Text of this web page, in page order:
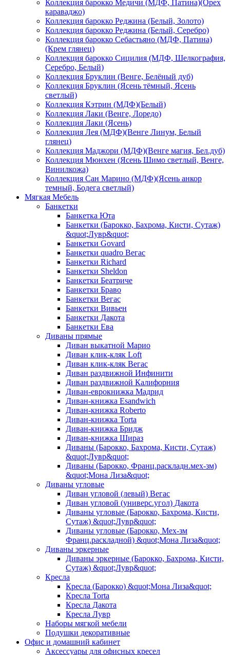
Коллекция барокко Медичи (МДФ, Патина)(Орех
караваджо)
Коллекция барокко Реджина (Белый, Золото)
Коллекция барокко Реджина (Белый, Серебро)
Коллекция барокко Себастьяно (МДФ, Патина)
(Крем глянец)
Коллекция барокко Сицилия (МДФ, Шелкография,
Серебро, Белый)
Коллекция Бруклин (Венге, Белёный дуб)
Коллекция Бруклин (Ясень тёмный, Ясень
светлый)
Коллекция Кэтрин (МДФ)(Белый)
Коллекция Лаки (Венге, Лоредо)
Коллекция Лаки (Ясень)
Коллекция Лея (МДФ)(Венге Линум, Белый
глянец)
Коллекция Маджори (МДФ)(Венге магия, Бел.дуб)
Коллекция Мюнхен (Ясень Шимо светлый, Венге,
Винилкожа)
Коллекция Сан Марино (МДФ)(Ясень анкор
темный, Бодега светлый)
Мягкая Мебель
Банкетки
Банкетка Юта
Банкетки (Барокко, Бахрома, Кисти, Сутаж)
&quot;Лувр&quot;
Банкетки Govard
Банкетки quadro Вегас
Банкетки Richard
Банкетки Sheldon
Банкетки Беатриче
Банкетки Браво
Банкетки Вегас
Банкетки Вивьен
Банкетки Дакота
Банкетки Ева
Диваны прямые
Диван выкатной Марио
Диван клик-кляк Loft
Диван клик-кляк Вегас
Диван раздвижной Инфинити
Диван раздвижной Калифорния
Диван-еврокнижка Мадрид
Диван-книжка Esandwich
Диван-книжка Roberto
Диван-книжка Torta
Диван-книжка Бридж
Диван-книжка Шираз
Диваны (Барокко, Бахрома, Кисти, Сутаж)
&quot;Лувр&quot;
Диваны (Барокко, Франц.раскладн.мех-зм)
&quot;Мона Лиза&quot;
Диваны угловые
Диван угловой (левый) Вегас
Диван угловой (универс.угол) Дакота
Диваны угловые (Барокко, Бахрома, Кисти,
Сутаж) &quot;Лувр&quot;
Диваны угловые (Барокко, Мех-зм
Франц.раскладной) &quot;Мона Лиза&quot;
Диваны эркерные
Диваны эркерные (Барокко, Бахрома, Кисти,
Сутаж) &quot;Лувр&quot;
Кресла
Кресла (Барокко) &quot;Мона Лиза&quot;
Кресла Torta
Кресла Дакота
Кресла Лувр
Наборы мягкой мебели
Подушки декоративные
Офис и домашний кабинет
Аксессуары для офисных кресел